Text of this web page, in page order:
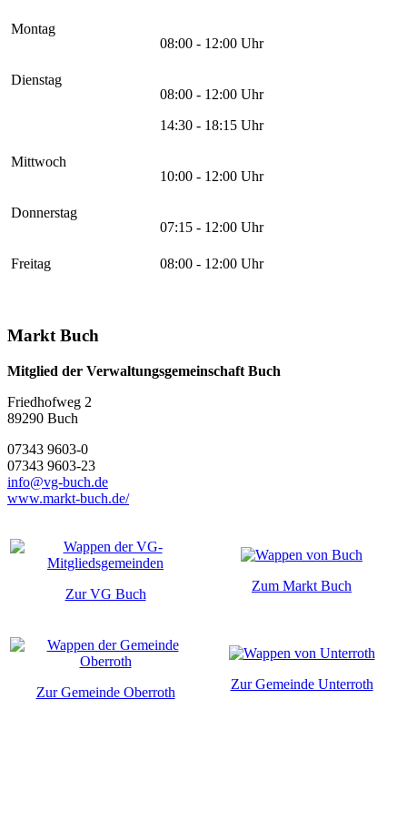
Montag
08:00 - 12:00 Uhr
Dienstag
08:00 - 12:00 Uhr
14:30 - 18:15 Uhr
Mittwoch
10:00 - 12:00 Uhr
Donnerstag
07:15 - 12:00 Uhr
Freitag 08:00 - 12:00 Uhr
Markt Buch
Mitglied der Verwaltungsgemeinschaft Buch
Friedhofweg 2
89290 Buch
07343 9603-0
07343 9603-23
info@vg-buch.de
www.markt-buch.de/
Zur VG Buch
Zum Markt Buch
Zur Gemeinde Oberroth
Zur Gemeinde Unterroth